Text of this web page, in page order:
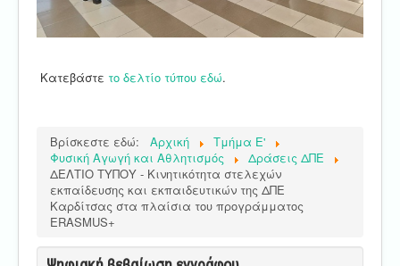
Κατεβάστε το δελτίο τύπου εδώ.
Βρίσκεστε εδώ: Αρχική
Τμήμα E'
Φυσική Αγωγή και Αθλητισμός
Δράσεις ΔΠΕ
ΔΕΛΤΙΟ ΤΥΠΟΥ - Κινητικότητα στελεχών
εκπαίδευσης και εκπαιδευτικών της ΔΠΕ
Καρδίτσας στα πλαίσια του προγράμματος
ERASMUS+